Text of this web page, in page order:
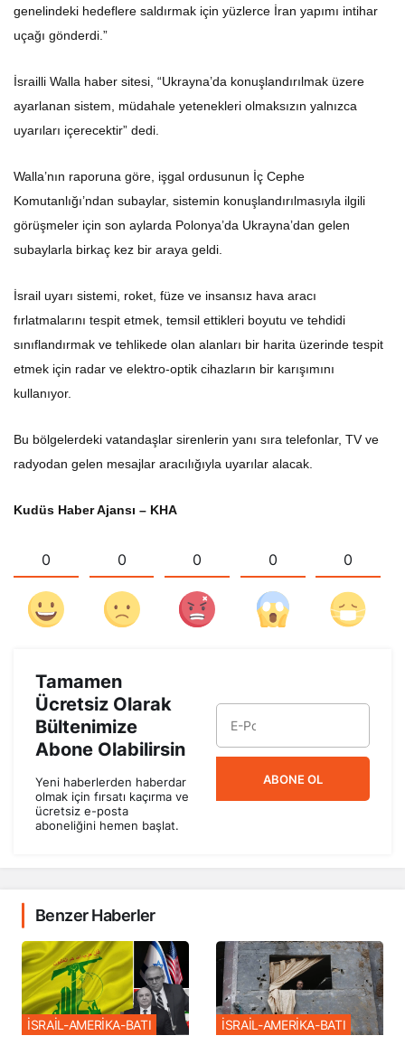
genelindeki hedeflere saldırmak için yüzlerce İran yapımı intihar
uçağı gönderdi.”
İsrailli Walla haber sitesi, “Ukrayna’da konuşlandırılmak üzere
ayarlanan sistem, müdahale yetenekleri olmaksızın yalnızca
uyarıları içerecektir” dedi.
Walla’nın raporuna göre, işgal ordusunun İç Cephe
Komutanlığı’ndan subaylar, sistemin konuşlandırılmasıyla ilgili
görüşmeler için son aylarda Polonya’da Ukrayna’dan gelen
subaylarla birkaç kez bir araya geldi.
İsrail uyarı sistemi, roket, füze ve insansız hava aracı
fırlatmalarını tespit etmek, temsil ettikleri boyutu ve tehdidi
sınıflandırmak ve tehlikede olan alanları bir harita üzerinde tespit
etmek için radar ve elektro-optik cihazların bir karışımını
kullanıyor.
Bu bölgelerdeki vatandaşlar sirenlerin yanı sıra telefonlar, TV ve
radyodan gelen mesajlar aracılığıyla uyarılar alacak.
Kudüs Haber Ajansı – KHA
0 0 0 0 0
Tamamen
Ücretsiz Olarak
Bültenimize
Abone Olabilirsin
Yeni haberlerden haberdar
olmak için fırsatı kaçırma ve
ücretsiz e-posta
aboneliğini hemen başlat.
ABONE OL
Benzer Haberler
İSRAİL-AMERİKA-BATI İSRAİL-AMERİKA-BATI